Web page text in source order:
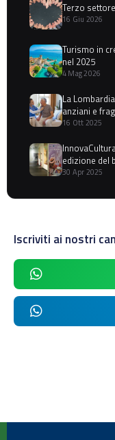
Terzo
16 Giu 2026
Turismo in
nel 2025
4 Mag 2026
La
anziani e
16 Ott 2025
edizione del
30 Apr 2025
Iscriviti ai nostri